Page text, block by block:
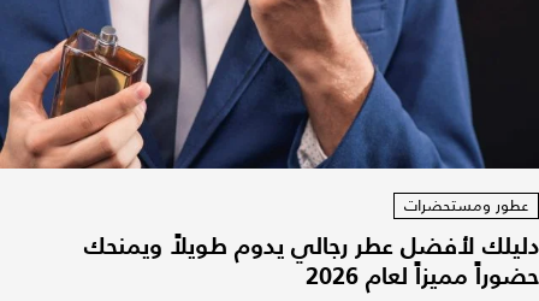
عطور ومستحضرات
دليلك لأفضل عطر رجالي يدوم طويلاً ويمنحك
حضوراً مميزاً لعام 2026